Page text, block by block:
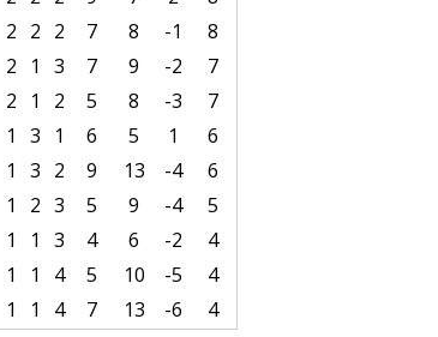
2 2 2 7 8 -1
8
2 1 3 7 9 -2
7
2 1 2 5 8 -3
7
1 3 1 6 5 1
6
1 3 2 9 13 -4
6
1 2 3 5 9 -4
5
1 1 3 4 6 -2
4
1 1 4 5 10 -5
4
1 1 4 7 13 -6 4